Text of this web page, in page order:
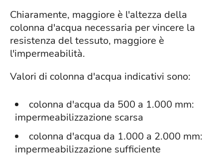
Chiaramente, maggiore è l'altezza della
colonna d'acqua necessaria per vincere la
resistenza del tessuto, maggiore è
l'impermeabilità.
Valori di colonna d'acqua indicativi sono:
colonna d'acqua da 500 a 1.000 mm:
impermeabilizzazione scarsa
colonna d'acqua da 1.000 a 2.000 mm:
impermeabilizzazione sufficiente